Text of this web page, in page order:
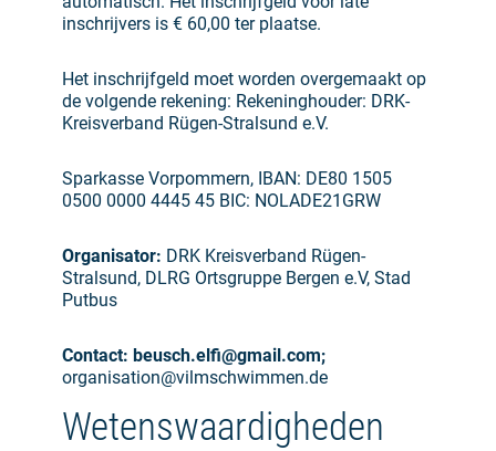
inschrijvers is € 60,00 ter plaatse.
Het inschrijfgeld moet worden overgemaakt op
de volgende rekening: Rekeninghouder: DRK-
Kreisverband Rügen-Stralsund e.V.
Sparkasse Vorpommern, IBAN: DE80 1505
0500 0000 4445 45 BIC: NOLADE21GRW
Organisator: DRK Kreisverband Rügen-
Stralsund, DLRG Ortsgruppe Bergen e.V, Stad
Putbus
Contact: beusch.elfi@gmail.com;
organisation@vilmschwimmen.de
Wetenswaardigheden